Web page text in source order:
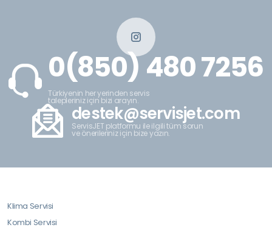
0(850) 480 7256
Türkiyenin her yerinden servis
talepleriniz için bizi arayın.
destek@servisjet.com
ServisJET platformu ile ilgili tüm sorun
ve önerileriniz için bize yazın.
Klima Servisi
Kombi Servisi